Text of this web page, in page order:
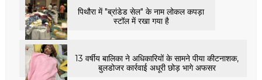
पिथौरा में "ब्रांडेड सेल" के नाम लोकल कपड़ा
स्टॉल में रखा गया है
13 वर्षीय बालिका ने अधिकारियों के सामने पीया कीटनाशक,
बुलडोजर कार्रवाई अधूरी छोड़ भागे अफसर